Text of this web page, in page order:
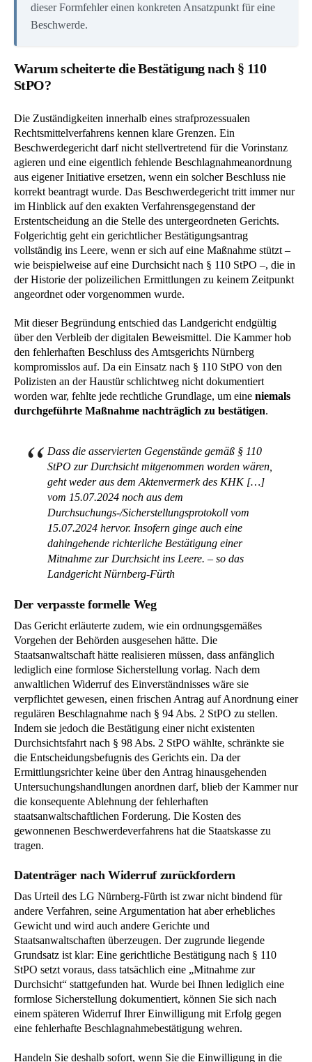
dieser Formfehler einen konkreten Ansatzpunkt für eine
Beschwerde.
Warum scheiterte die Bestätigung nach § 110
StPO?
Die Zuständigkeiten innerhalb eines strafprozessualen
Rechtsmittelverfahrens kennen klare Grenzen. Ein
Beschwerdegericht darf nicht stellvertretend für die Vorinstanz
agieren und eine eigentlich fehlende Beschlagnahmeanordnung
aus eigener Initiative ersetzen, wenn ein solcher Beschluss nie
korrekt beantragt wurde. Das Beschwerdegericht tritt immer nur
im Hinblick auf den exakten Verfahrensgegenstand der
Erstentscheidung an die Stelle des untergeordneten Gerichts.
Folgerichtig geht ein gerichtlicher Bestätigungsantrag
vollständig ins Leere, wenn er sich auf eine Maßnahme stützt –
wie beispielweise auf eine Durchsicht nach § 110 StPO –, die in
der Historie der polizeilichen Ermittlungen zu keinem Zeitpunkt
angeordnet oder vorgenommen wurde.
Mit dieser Begründung entschied das Landgericht endgültig
über den Verbleib der digitalen Beweismittel. Die Kammer hob
den fehlerhaften Beschluss des Amtsgerichts Nürnberg
kompromisslos auf. Da ein Einsatz nach § 110 StPO von den
Polizisten an der Haustür schlichtweg nicht dokumentiert
worden war, fehlte jede rechtliche Grundlage, um eine niemals
durchgeführte Maßnahme nachträglich zu bestätigen.
Dass die asservierten Gegenstände gemäß § 110
StPO zur Durchsicht mitgenommen worden wären,
geht weder aus dem Aktenvermerk des KHK […]
vom 15.07.2024 noch aus dem
Durchsuchungs-/Sicherstellungsprotokoll vom
15.07.2024 hervor. Insofern ginge auch eine
dahingehende richterliche Bestätigung einer
Mitnahme zur Durchsicht ins Leere. – so das
Landgericht Nürnberg-Fürth
Der verpasste formelle Weg
Das Gericht erläuterte zudem, wie ein ordnungsgemäßes
Vorgehen der Behörden ausgesehen hätte. Die
Staatsanwaltschaft hätte realisieren müssen, dass anfänglich
lediglich eine formlose Sicherstellung vorlag. Nach dem
anwaltlichen Widerruf des Einverständnisses wäre sie
verpflichtet gewesen, einen frischen Antrag auf Anordnung einer
regulären Beschlagnahme nach § 94 Abs. 2 StPO zu stellen.
Indem sie jedoch die Bestätigung einer nicht existenten
Durchsichtsfahrt nach § 98 Abs. 2 StPO wählte, schränkte sie
die Entscheidungsbefugnis des Gerichts ein. Da der
Ermittlungsrichter keine über den Antrag hinausgehenden
Untersuchungshandlungen anordnen darf, blieb der Kammer nur
die konsequente Ablehnung der fehlerhaften
staatsanwaltschaftlichen Forderung. Die Kosten des
gewonnenen Beschwerdeverfahrens hat die Staatskasse zu
tragen.
Datenträger nach Widerruf zurückfordern
Das Urteil des LG Nürnberg-Fürth ist zwar nicht bindend für
andere Verfahren, seine Argumentation hat aber erhebliches
Gewicht und wird auch andere Gerichte und
Staatsanwaltschaften überzeugen. Der zugrunde liegende
Grundsatz ist klar: Eine gerichtliche Bestätigung nach § 110
StPO setzt voraus, dass tatsächlich eine „Mitnahme zur
Durchsicht“ stattgefunden hat. Wurde bei Ihnen lediglich eine
formlose Sicherstellung dokumentiert, können Sie sich nach
einem späteren Widerruf Ihrer Einwilligung mit Erfolg gegen
eine fehlerhafte Beschlagnahmebestätigung wehren.
Handeln Sie deshalb sofort, wenn Sie die Einwilligung in die